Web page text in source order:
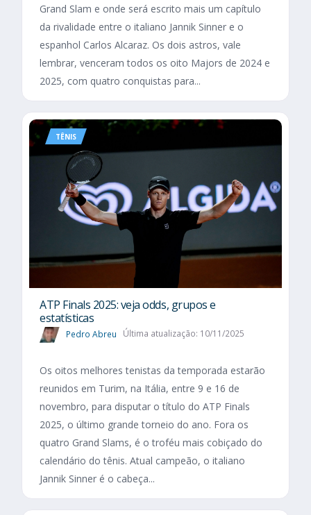
Grand Slam e onde será escrito mais um capítulo
da rivalidade entre o italiano Jannik Sinner e o
espanhol Carlos Alcaraz. Os dois astros, vale
lembrar, venceram todos os oito Majors de 2024 e
2025, com quatro conquistas para...
TÊNIS
ATP Finals 2025: veja odds, grupos e
estatísticas
Pedro Abreu Última atualização: 10/11/2025
Os oitos melhores tenistas da temporada estarão
reunidos em Turim, na Itália, entre 9 e 16 de
novembro, para disputar o título do ATP Finals
2025, o último grande torneio do ano. Fora os
quatro Grand Slams, é o troféu mais cobiçado do
calendário do tênis. Atual campeão, o italiano
Jannik Sinner é o cabeça...